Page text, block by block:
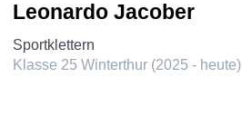
Leonardo Jacober
Sportklettern
Klasse 25 Winterthur (2025 - heute)